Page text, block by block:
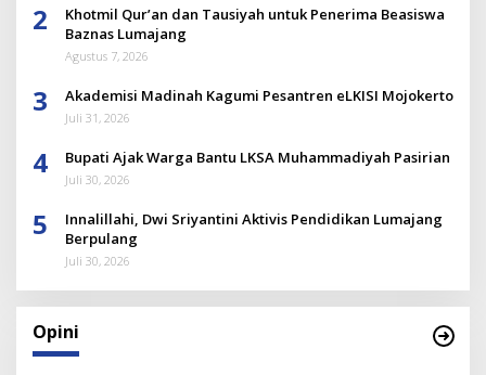
2
Khotmil Qur’an dan Tausiyah untuk Penerima Beasiswa
Baznas Lumajang
Agustus 7, 2026
3 Akademisi Madinah Kagumi Pesantren eLKISI Mojokerto
Juli 31, 2026
4 Bupati Ajak Warga Bantu LKSA Muhammadiyah Pasirian
Juli 30, 2026
5
Innalillahi, Dwi Sriyantini Aktivis Pendidikan Lumajang
Berpulang
Juli 30, 2026
Opini